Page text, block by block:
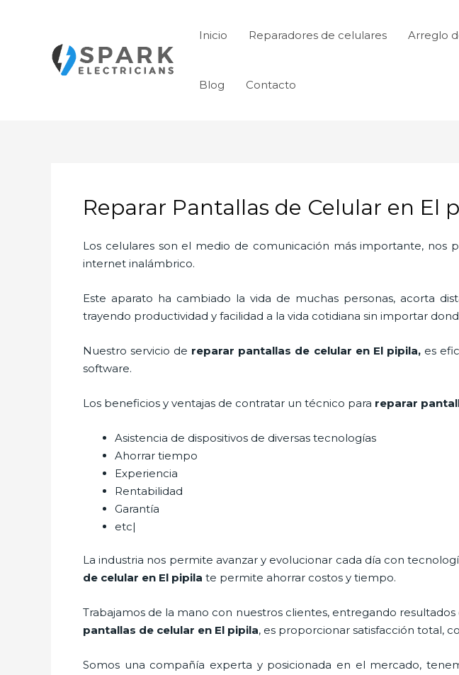
Inicio Reparadores de celulares Arreglo
Blog Contacto
Reparar Pantallas de Celular en El
Los celulares son el medio de comunicación más importante,
internet inalámbrico.
Este aparato ha cambiado la vida de muchas personas, acorta
trayendo productividad y facilidad a la vida cotidiana sin importar
Nuestro servicio de reparar pantallas de celular en El pipila,es
software.
Los beneficios y ventajas de contratar un técnico para reparar
Asistencia de dispositivos de diversas tecnologías
Ahorrar tiempo
Experiencia
Rentabilidad
Garantía
etc|
La industria nos permite avanzar y evolucionar cada día con
de celular en El pipila te permite ahorrar costos y tiempo.
Trabajamos de la mano con nuestros clientes, entregando
pantallas de celular en El pipila, es proporcionar satisfacción total,
Somos una compañía experta y posicionada en el mercado,